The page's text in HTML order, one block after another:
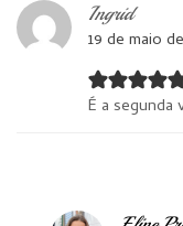
Ingrid
19 de maio
É a